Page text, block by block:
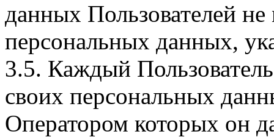
данных Пользователей
персональных данных,
3.5. Каждый
своих персональных
Оператором которых он